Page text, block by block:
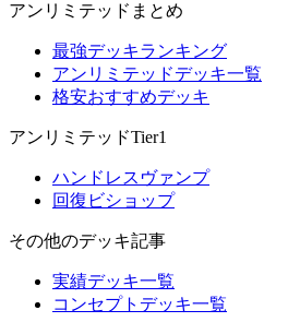
アンリミテッドまとめ
最強デッキランキング
アンリミテッドデッキ一覧
格安おすすめデッキ
アンリミテッドTier1
ハンドレスヴァンプ
回復ビショップ
その他のデッキ記事
実績デッキ一覧
コンセプトデッキ一覧